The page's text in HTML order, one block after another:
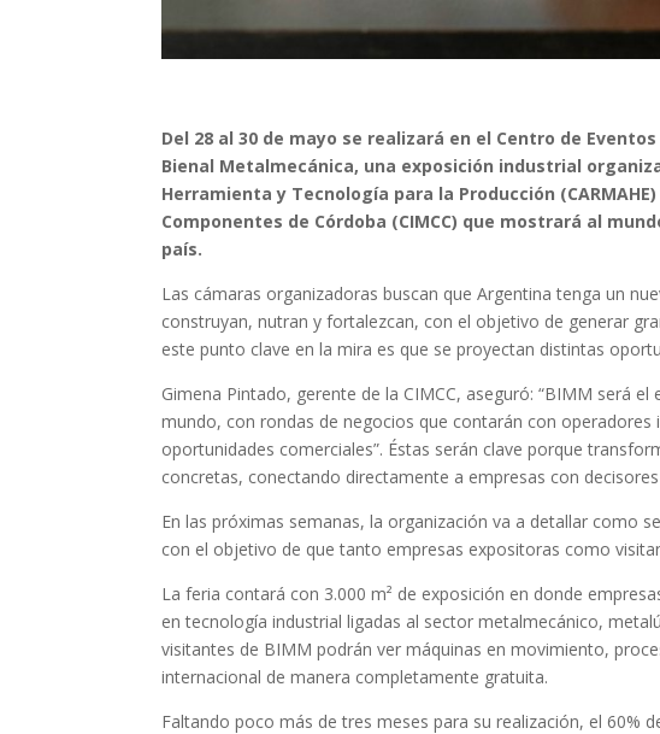
Del 28 al 30 de mayo se realizará en el Centro de
Bienal Metalmecánica, una exposición industrial
Herramienta y Tecnología para la Producción
Componentes de Córdoba (CIMCC) que mostrará al
país.
Las cámaras organizadoras buscan que Argentina tenga un
construyan, nutran y fortalezcan, con el objetivo de generar
este punto clave en la mira es que se proyectan distintas
Gimena Pintado, gerente de la CIMCC, aseguró: “BIMM será
mundo, con rondas de negocios que contarán con
oportunidades comerciales”. Éstas serán clave porque
concretas, conectando directamente a empresas con
En las próximas semanas, la organización va a detallar como
con el objetivo de que tanto empresas expositoras como
La feria contará con 3.000 m² de exposición en donde
en tecnología industrial ligadas al sector metalmecánico,
visitantes de BIMM podrán ver máquinas en movimiento,
internacional de manera completamente gratuita.
Faltando poco más de tres meses para su realización, el 60%